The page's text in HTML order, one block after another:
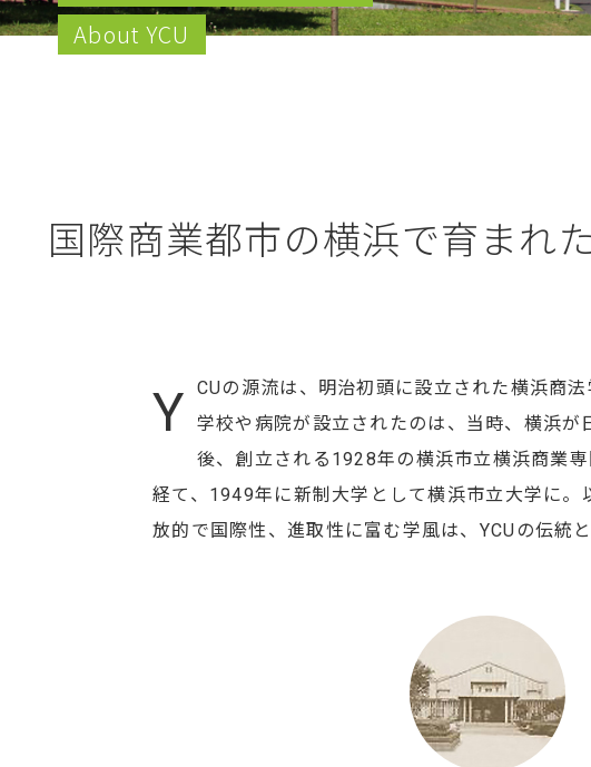
About YCU
国際商業都市の横浜で育まれ
Y
CUの源流は、明治初頭に設立された横浜商
学校や病院が設立されたのは、当時、横浜
後、創立される1928年の横浜市立横浜商業
経て、1949年に新制大学として横浜市立大学に
放的で国際性、進取性に富む学風は、YCUの伝統